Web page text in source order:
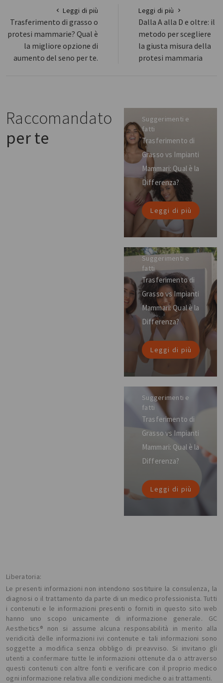
Leggi di più
Trasferimento di grasso o
protesi mammarie? Qual è
la migliore opzione di
aumento del seno per te.
Leggi di più
Dalla A alla D e oltre: il
metodo per scegliere
la giusta misura della
protesi mammaria
Raccomandato
per te
Suggerimenti e
fatti
Trasferimento di
Grasso vs Impianti
Mammari: Qual è la
Differenza?
Leggi di più
Suggerimenti e
fatti
Trasferimento di
Grasso vs Impianti
Mammari: Qual è la
Differenza?
Leggi di più
Suggerimenti e
fatti
Trasferimento di
Grasso vs Impianti
Mammari: Qual è la
Differenza?
Leggi di più
Liberatoria:
Le presenti informazioni non intendono sostituire la consulenza, la
diagnosi o il trattamento da parte di un medico professionista. Tutti
i contenuti e le informazioni presenti o forniti in questo sito web
hanno uno scopo unicamente di informazione generale. GC
Aesthetics® non si assume alcuna responsabilità in merito alla
veridicità delle informazioni ivi contenute e tali informazioni sono
soggette a modifica senza obbligo di preavviso. Si invitano gli
utenti a confermare tutte le informazioni ottenute da o attraverso
questi contenuti con altre fonti e verificare con il proprio medico
ogni informazione relativa alle condizioni mediche o ai trattamenti.